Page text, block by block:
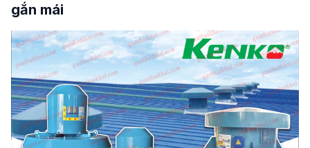
gắn mái